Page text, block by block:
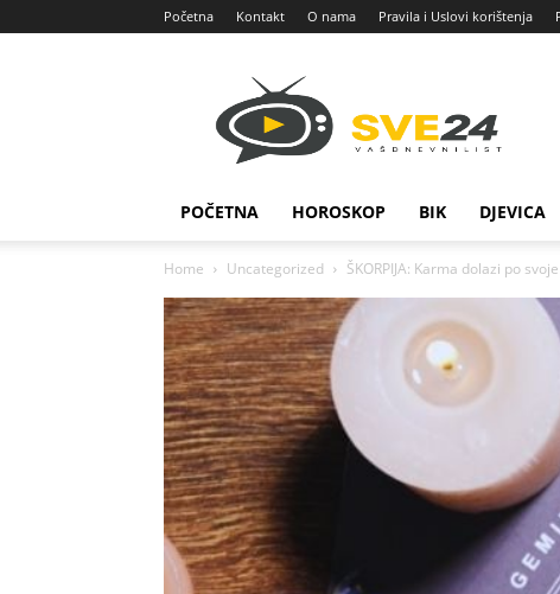
Početna Kontakt O nama Pravila i Uslovi korištenja
POČETNA HOROSKOP BIK DJEVICA
Home Uncategorized ŠKORPIJA: Karma dolazi po